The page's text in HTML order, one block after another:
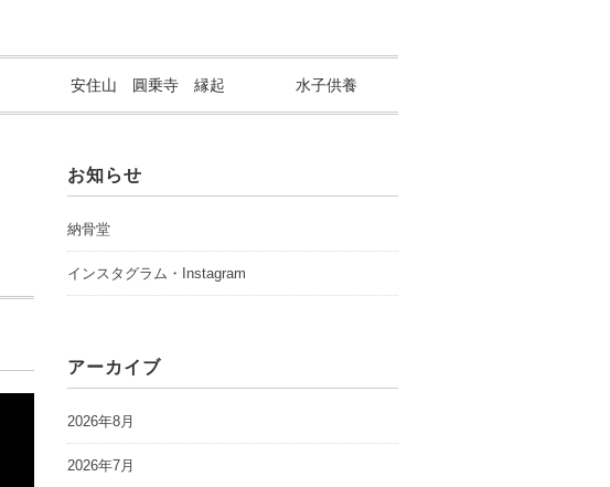
安住山 圓乗寺 縁起 水子供養
お知らせ
納骨堂
インスタグラム・Instagram
アーカイブ
2026年8月
2026年7月